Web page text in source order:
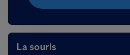
La souris